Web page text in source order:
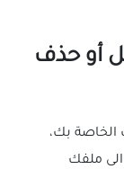
أو حذف
الخاصة بك،
ملفك